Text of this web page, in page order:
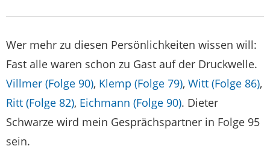
Wer mehr zu diesen Persönlichkeiten wissen will:
Fast alle waren schon zu Gast auf der Druckwelle.
Villmer (Folge 90), Klemp (Folge 79), Witt (Folge 86),
Ritt (Folge 82), Eichmann (Folge 90). Dieter
Schwarze wird mein Gesprächspartner in Folge 95
sein.